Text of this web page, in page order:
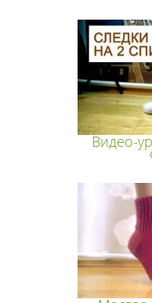
Видео-